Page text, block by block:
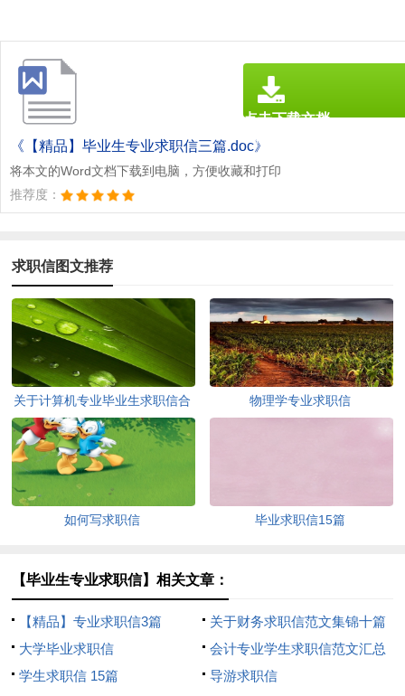
《【精品】毕业生专业求职信三篇.doc》
将本文的Word文档下载到电脑，方便收藏和打印
推荐度：
点击下载文档
文档为doc格式
求职信图文推荐
关于计算机专业毕业生求职信合
集四篇
物理学专业求职信
如何写求职信 毕业求职信15篇
【毕业生专业求职信】相关文章：
【精品】专业求职信3篇
关于财务求职信范文集锦十篇
大学毕业求职信
会计专业学生求职信范文汇总
4篇
学生求职信 15篇
导游求职信